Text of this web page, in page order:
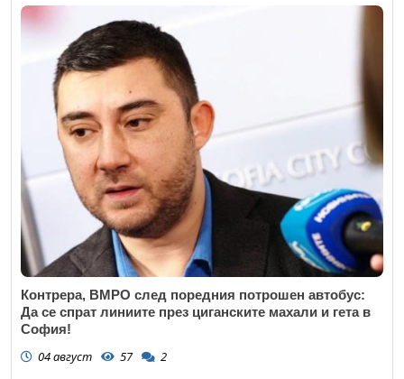
Контрера, ВМРО след поредния потрошен автобус:
Да се спрат линиите през циганските махали и гета в
София!
04 август 57 2